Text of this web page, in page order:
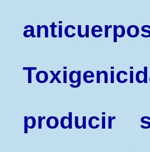
producir